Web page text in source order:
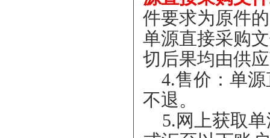
件要求为原件
单源直接采购
切后果均由供
4.售价： 单源
不退。
5. 网上获取